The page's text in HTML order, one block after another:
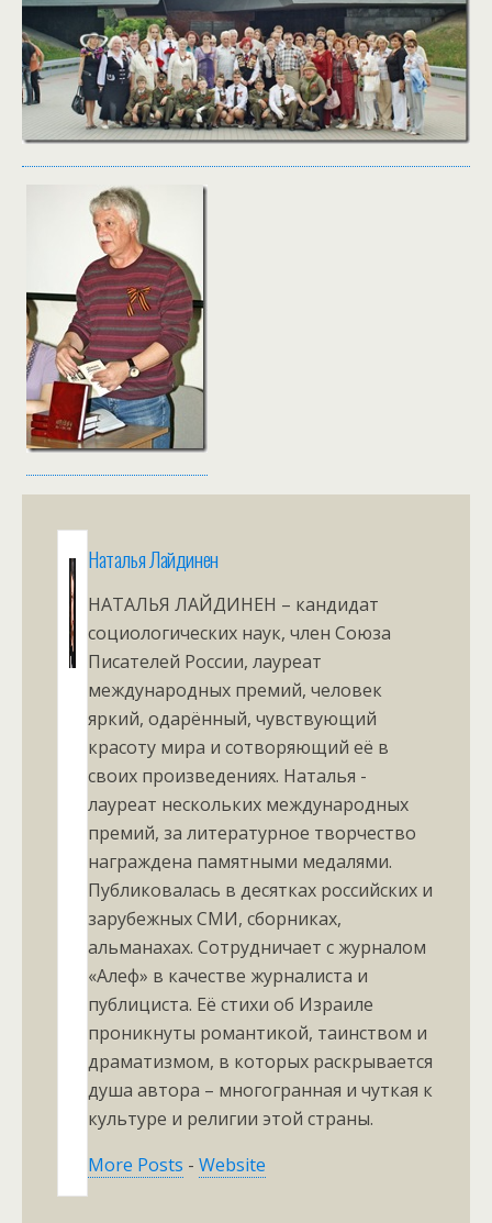
Наталья Лайдинен
НАТАЛЬЯ ЛАЙДИНЕН – кандидат
социологических наук, член Союза
Писателей России, лауреат
международных премий, человек
яркий, одарённый, чувствующий
красоту мира и сотворяющий её в
своих произведениях. Наталья -
лауреат нескольких международных
премий, за литературное творчество
награждена памятными медалями.
Публиковалась в десятках российских и
зарубежных СМИ, сборниках,
альманахах. Сотрудничает с журналом
«Алеф» в качестве журналиста и
публициста. Её стихи об Израиле
проникнуты романтикой, таинством и
драматизмом, в которых раскрывается
душа автора – многогранная и чуткая к
культуре и религии этой страны.
More Posts - Website